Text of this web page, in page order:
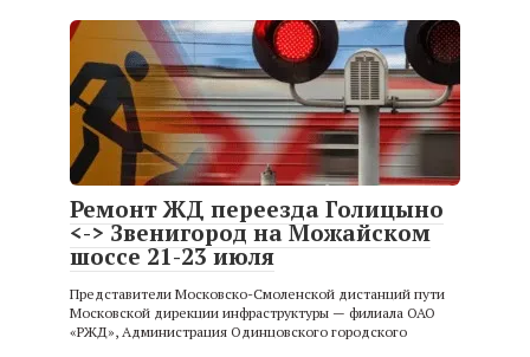
Ремонт ЖД переезда Голицыно
<-> Звенигород на Можайском
шоссе 21-23 июля
Представители Московско-Смоленской дистанций пути
Московской дирекции инфраструктуры — филиала ОАО
«РЖД», Администрация Одинцовского городского